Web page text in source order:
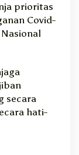
prioritas
Covid-
secara
hati-